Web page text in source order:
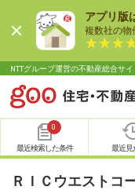
アプリ版
複数社の物
NTTグループ運営の不動産総合サ
0
最近検索した条件 最近見
ＲＩＣウエストコ